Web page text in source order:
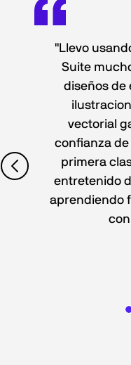
"Llevo
Suite
diseños de
vectorial
confianza
primera
entretenido
aprendiendo
con